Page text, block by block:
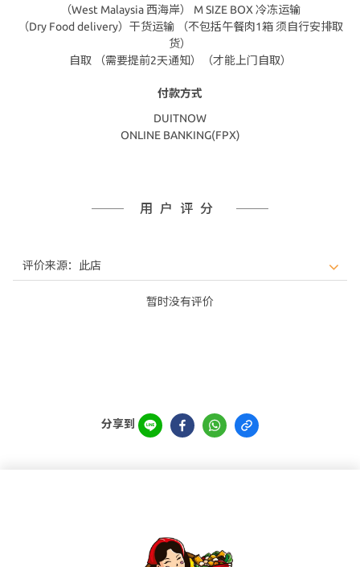
（West Malaysia 西海岸） M SIZE BOX 冷冻运输
（Dry Food delivery）干货运输 （不包括午餐肉1箱 须自行安排取
货）
自取 （需要提前2天通知）（才能上门自取）
付款方式
DUITNOW
ONLINE BANKING(FPX)
用户评分
暂时没有评价
分享到